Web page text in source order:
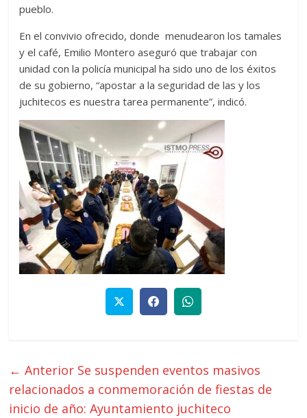
pueblo.
En el convivio ofrecido, donde menudearon los tamales
y el café, Emilio Montero aseguró que trabajar con
unidad con la policía municipal ha sido uno de los éxitos
de su gobierno, “apostar a la seguridad de las y los
juchitecos es nuestra tarea permanente”, indicó.
← Anterior Se suspenden eventos masivos
relacionados a conmemoración de fiestas de
inicio de año: Ayuntamiento juchiteco